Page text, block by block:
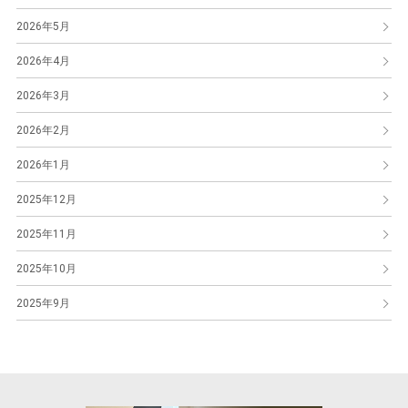
2026年5月
2026年4月
2026年3月
2026年2月
2026年1月
2025年12月
2025年11月
2025年10月
2025年9月